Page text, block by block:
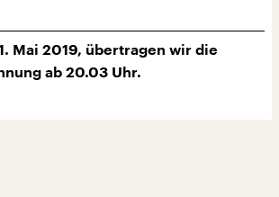
Mai 2019, übertragen wir die
ab 20.03 Uhr.